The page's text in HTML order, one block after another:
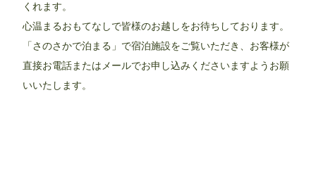
くれます。
心温まるおもてなしで皆様のお越しをお待ちしております。
「さのさかで泊まる」で宿泊施設をご覧いただき、お客様が
直接お電話またはメールでお申し込みくださいますようお願
いいたします。